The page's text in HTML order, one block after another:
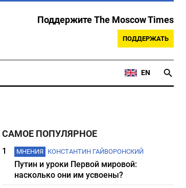
Поддержите The Moscow Times
ПОДДЕРЖАТЬ
EN
САМОЕ ПОПУЛЯРНОЕ
1 МНЕНИЯ КОНСТАНТИН ГАЙВОРОНСКИЙ
Путин и уроки Первой мировой:
насколько они им усвоены?